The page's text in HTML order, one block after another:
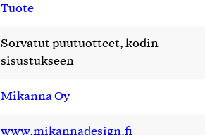
Tuote
Sorvatut puutuotteet, kodin
sisustukseen
Mikanna Oy
www.mikannadesign.fi